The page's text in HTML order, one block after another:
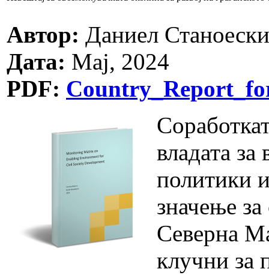
Автор: Даниел Станоески
Дата: Мај, 2024
PDF:
владата
политики
значење
Северна
клучни за